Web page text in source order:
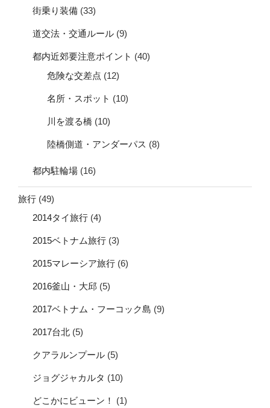
街乗り装備 (33)
道交法・交通ルール (9)
都内近郊要注意ポイント (40)
危険な交差点 (12)
名所・スポット (10)
川を渡る橋 (10)
陸橋側道・アンダーパス (8)
都内駐輪場 (16)
旅行 (49)
2014タイ旅行 (4)
2015ベトナム旅行 (3)
2015マレーシア旅行 (6)
2016釜山・大邱 (5)
2017ベトナム・フーコック島 (9)
2017台北 (5)
クアラルンプール (5)
ジョグジャカルタ (10)
どこかにビューン！ (1)